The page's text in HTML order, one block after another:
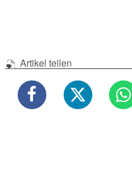
Artikel teilen